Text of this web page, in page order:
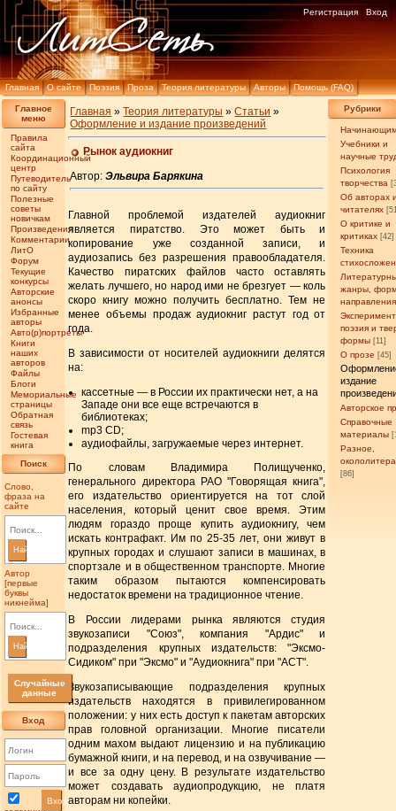
Главная О сайте Поэзия Проза Теория литературы Авторы Помощь (FAQ)
Регистрация Вход
Главное
меню
Правила
сайта
Координационный
центр
Путеводитель
по сайту
Полезные
советы
новичкам
Произведения
Комментарии
ЛитО
Форум
Текущие
конкурсы
Авторские
анонсы
Избранные
авторы
Авто(р)портреты
Книги
наших
авторов
Файлы
Блоги
Мемориальные
страницы
Обратная
связь
Гостевая
книга
Поиск
Слово,
фраза на
сайте
Найти
Автор
[первые
буквы
никнейма]
Найти
Случайные
данные
Вход
Вход
Рубрики
Учебники и
научные
Психология
творчества
Об авторах
читателях
О критике и
критиках [42]
Техника
жанры,
направления
поэзия и
формы [11]
О прозе [45]
издание
Авторское
Справочные
материалы
Разное,
[86]
Главная »Теория литературы »Статьи »
Оформление и издание произведений
Рынок аудиокниг
Автор:Эльвира Барякина
Главной проблемой издателей аудиокниг
является пиратство. Это может быть и
копирование уже созданной записи, и
аудиозапись без разрешения правообладателя.
Качество пиратских файлов часто оставлять
желать лучшего, но народ ими не брезгует — коль
скоро книгу можно получить бесплатно. Тем не
менее объемы продаж аудиокниг растут год от
года.
В зависимости от носителей аудиокниги делятся
на:
кассетные — в России их практически нет, а на
Западе они все еще встречаются в
библиотеках;
mp3 CD;
аудиофайлы, загружаемые через интернет.
По словам Владимира Полищученко,
генерального директора РАО "Говорящая книга",
его издательство ориентируется на тот слой
населения, который ценит свое время. Этим
людям гораздо проще купить аудиокнигу, чем
искать контрафакт. Им по 25-35 лет, они живут в
крупных городах и слушают записи в машинах, в
спортзале и в общественном транспорте. Многие
таким образом пытаются компенсировать
недостаток времени на традиционное чтение.
В России лидерами рынка являются студия
звукозаписи "Союз", компания "Ардис" и
подразделения крупных издательств: "Эксмо-
Сидиком" при "Эксмо" и "Аудиокнига" при "АСТ".
Звукозаписывающие подразделения крупных
издательств находятся в привилегированном
положении: у них есть доступ к пакетам авторских
прав головной организации. Многие писатели
одним махом выдают лицензию и на публикацию
бумажной книги, и на перевод, и на озвучивание —
и все за одну цену. В результате издательство
может создавать аудиопродукцию, не платя
авторам ни копейки.